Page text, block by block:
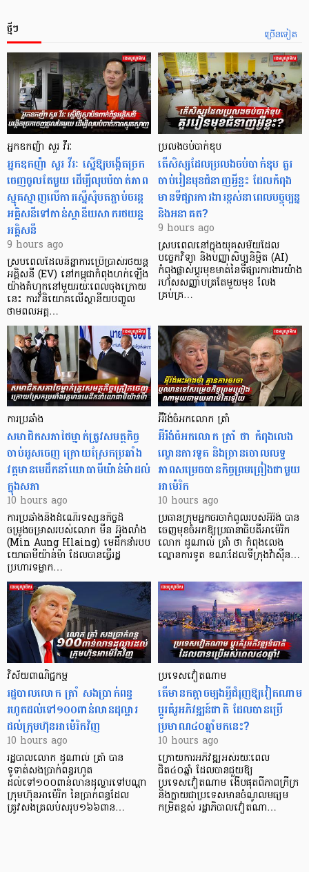
ច្រើនទៀត
ថ្មីៗ
អ្នកឧកញ៉ា សួរ វីរៈ
អ្នកឧកញ៉ា សួរ វីរៈ ស្នើឱ្យបង្កើតច្រក
ចេញចូលតែមួយ ដើម្បីលុបបំបាត់ភាព
ស្មុគស្មាញលើការស្នើសុំបតភ្ជាប់ចរន្ត
អគ្គិសនីទៅកាន់ស្ថានីយសាករថយន្ត
អគ្គិសនី
9 hours ago
ស្របពេលដែលនិន្នាការប្រើប្រាស់រថយន្ត
អគ្គិសនី (EV) នៅកម្ពុជាកំពុងហក់ឡើង
យ៉ាងគំហុកនៅមួយរយៈពេលចុងក្រោយ
នេះ ការវិនិយោគលើស្ថានីយបញ្ចូល
ថាមពលអគ្គ…
ប្រលងចប់បាក់ឌុប
តើសិស្សដែលប្រលងចប់បាក់ឌុប គួរ
ចាប់រៀនមុខជំនាញអ្វីខ្លះ ដែលកំពុង
មានទីផ្សារការងារខ្ពស់នាពេលបច្ចុប្បន្ន
និងអនាគត?
9 hours ago
ស្របពេលនៅក្នុងយុគសម័យដែល
បច្ចេកវិទ្យា និងបញ្ញាសិប្បនិម្មិត (AI)
កំពុងផ្លាស់ប្តូរមុខមាត់នៃទីផ្សារការងារយ៉ាង
រហ័សសញ្ញាបត្រតែមួយមុខ លែង
គ្រប់គ្រ…
ការប្រឆាំង
សមាជិកសភាថៃម្នាក់ត្រូវសមត្ថកិច្ច
ចាប់អូសចេញ ក្រោយស្រែកប្រឆាំង
វត្តមានមេដឹកនាំយោធាមីយ៉ាន់ម៉ាដល់
ក្នុងសភា
10 hours ago
ការប្រឆាំងនឹងដំណើរទស្សនកិច្ចដ៏
ចម្រូងចម្រាសរបស់លោក មីន អ៊ុងលាំង
(Min Aung Hlaing) មេដឹកនាំរបប
យោធាមីយ៉ាន់ម៉ា ដែលបានធ្វើរដ្ឋ
ប្រហារទម្លាក…
អ៊ីរ៉ង់ចំអកលោក ត្រាំ
អ៊ីរ៉ង់ចំអកលោក ត្រាំ ថា កំពុងលេង
ល្ខោនការទូត និងច្រានចោលលទ្ធ
ភាពសម្រេចបានកិច្ចព្រមព្រៀងជាមួយ
អាម៉េរិក
10 hours ago
ប្រធានក្រុមអ្នកចរចាកំពូលរបស់អ៊ីរ៉ង់ បាន
ចេញមុខចំអកឱ្យប្រធានាធិបតីអាម៉េរិក
លោក ដូណាល់ ត្រាំ ថា កំពុងលេង
ល្ខោនការទូត ខណៈដែលទីក្រុងវ៉ាស៊ីន…
វិស័យ​ពាណិជ្ជកម្ម
រដ្ឋបាលលោក ត្រាំ សងប្រាក់ពន្ធ
រហូតដល់ទៅ១០០ពាន់លានដុល្លារ
ដល់ក្រុមហ៊ុនអាម៉េរិកវិញ
10 hours ago
រដ្ឋបាលលោក ដូណាល់ ត្រាំ បាន​
ទូទាត់សងប្រាក់ពន្ធរហូត
ដល់ទៅ១០០ពាន់លានដុល្លារទៅបណ្ដា
ក្រុមហ៊ុនអាម៉េរិក នៃប្រាក់ពន្ធដែល
ត្រូវសងត្រលប់សរុប១៦៦ពាន…
ប្រទេសវៀតណាម
តើមានកត្តាចម្បងអ្វីជំរុញឱ្យវៀតណាម
ប្តូរគំរូអភិវឌ្ឍន៍ជាតិ ដែលបានប្រើ
ប្រមាណ៤០ឆ្នាំមកនេះ?
10 hours ago
ក្រោយការអភិវឌ្ឍអស់រយៈពេល
ជិត៤០ឆ្នាំ ដែលបានជួយឱ្យ​
ប្រទេសវៀតណាម ងើប​ផុតពីភាពក្រីក្រ
និងក្លាយជាប្រទេសមានចំណូលមធ្យម
កម្រិតខ្ពស់ រដ្ឋាភិបាលវៀតណា…